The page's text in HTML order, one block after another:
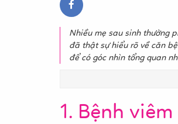
Nhiều mẹ sau sinh thường
đã thật sự hiểu rõ về căn
để có góc nhìn tổng quan
1. Bệnh